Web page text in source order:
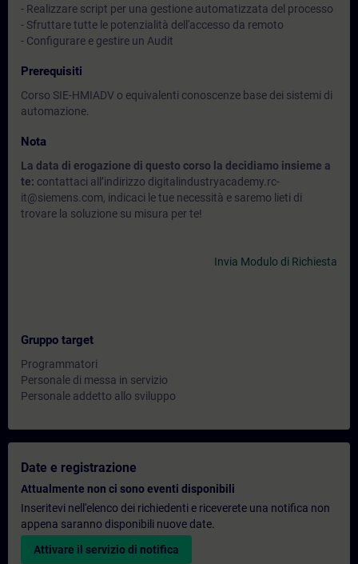
- Realizzare script per una gestione automatizzata del processo
- Sfruttare tutte le potenzialità dell'accesso da remoto
- Configurare e gestire un Audit
Prerequisiti
Corso SIE-HMIADV o equivalenti conoscenze base dei sistemi di
automazione.
Nota
La data di erogazione di questo corso la decidiamo insieme a
te: contattaci all’indirizzo digitalindustryacademy.rc-
it@siemens.com, indicaci le tue necessità e saremo lieti di
trovare la soluzione su misura per te!
Invia Modulo di Richiesta
Gruppo target
Programmatori
Personale di messa in servizio
Personale addetto allo sviluppo
Date e registrazione
Attualmente non ci sono eventi disponibili
Inseritevi nell'elenco dei richiedenti e riceverete una notifica non
appena saranno disponibili nuove date.
Attivare il servizio di notifica